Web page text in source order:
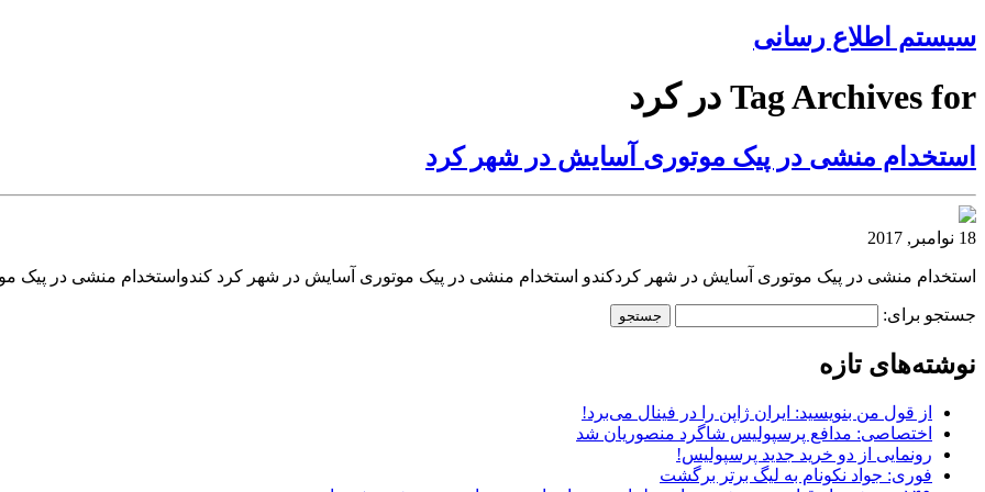
سیستم اطلاع رسانی
Tag Archives for در کرد
استخدام منشی در پیک موتوری آسایش در شهر کرد
18 نوامبر, 2017
استخدام منشی در پیک موتوری آسایش در شهر کردکندو استخدام منشی در پیک موتوری آسایش در شهر کرد کندواستخدام منشی در پیک
جستجو برای:
نوشته‌های تازه
از قول من بنویسید: ایران ژاپن را در فینال می‌برد!
اختصاصی: مدافع پرسپولیس شاگرد منصوریان شد
رونمایی از دو خرید جدید پرسپولیس!
فوری: جواد نکونام به لیگ برتر برگشت